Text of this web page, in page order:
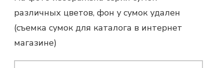
различных цветов, фон у сумок удален
(съемка сумок для каталога в интернет
магазине)